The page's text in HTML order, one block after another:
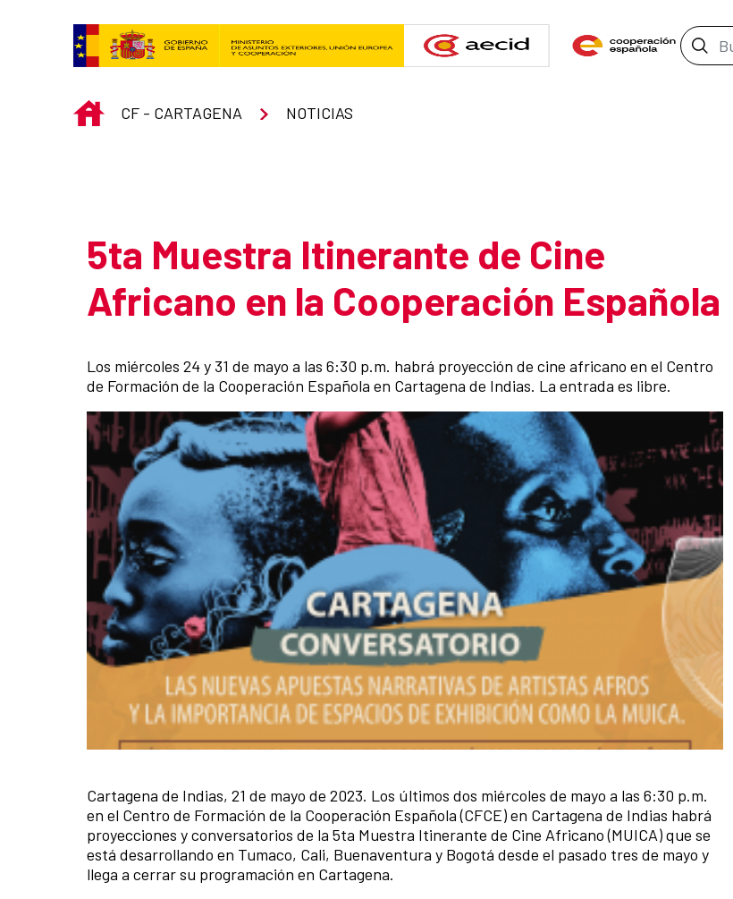
INICIO
CF - CARTAGENA NOTICIAS
5ta Muestra Itinerante de Cine
Africano en la Cooperación Española
Los miércoles 24 y 31 de mayo a las 6:30 p.m. habrá proyección de cine africano en el Centro
de Formación de la Cooperación Española en Cartagena de Indias. La entrada es libre.
Contenido de la noticia
Cartagena de Indias, 21 de mayo de 2023. Los últimos dos miércoles de mayo a las 6:30 p.m.
en el Centro de Formación de la Cooperación Española (CFCE) en Cartagena de Indias habrá
proyecciones y conversatorios de la 5ta Muestra Itinerante de Cine Africano (MUICA) que se
está desarrollando en Tumaco, Cali, Buenaventura y Bogotá desde el pasado tres de mayo y
llega a cerrar su programación en Cartagena.